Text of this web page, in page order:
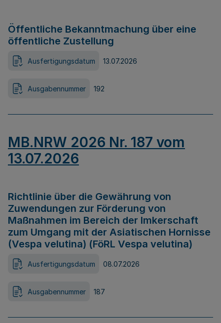
Öffentliche Bekanntmachung über eine
öffentliche Zustellung
Ausfertigungsdatum 13.07.2026
Ausgabennummer 192
MB.NRW 2026 Nr. 187 vom
13.07.2026
Richtlinie über die Gewährung von
Zuwendungen zur Förderung von
Maßnahmen im Bereich der Imkerschaft
zum Umgang mit der Asiatischen Hornisse
(Vespa velutina) (FöRL Vespa velutina)
Ausfertigungsdatum 08.07.2026
Ausgabennummer 187